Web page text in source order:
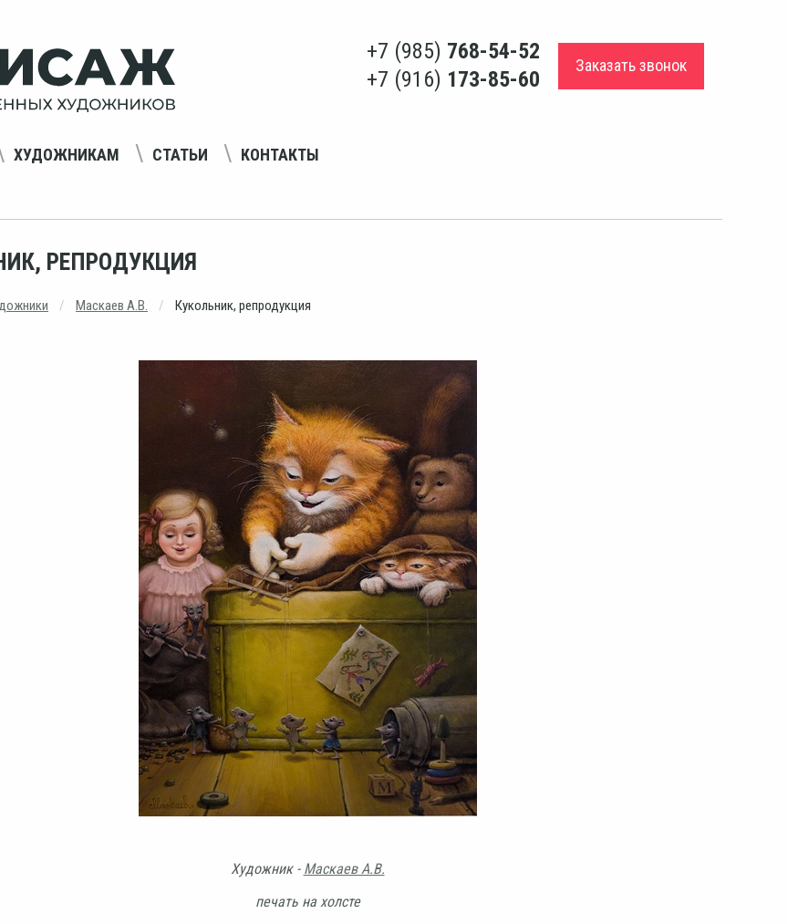
+7 (985) 768-54-52
+7 (916) 173-85-60
Заказать звонок
ХУДОЖНИКАМ СТАТЬИ КОНТАКТЫ
РЕПРОДУКЦИЯ
Маскаев А.В. Кукольник, репродукция
Художник - Маскаев А.В.
печать на холсте